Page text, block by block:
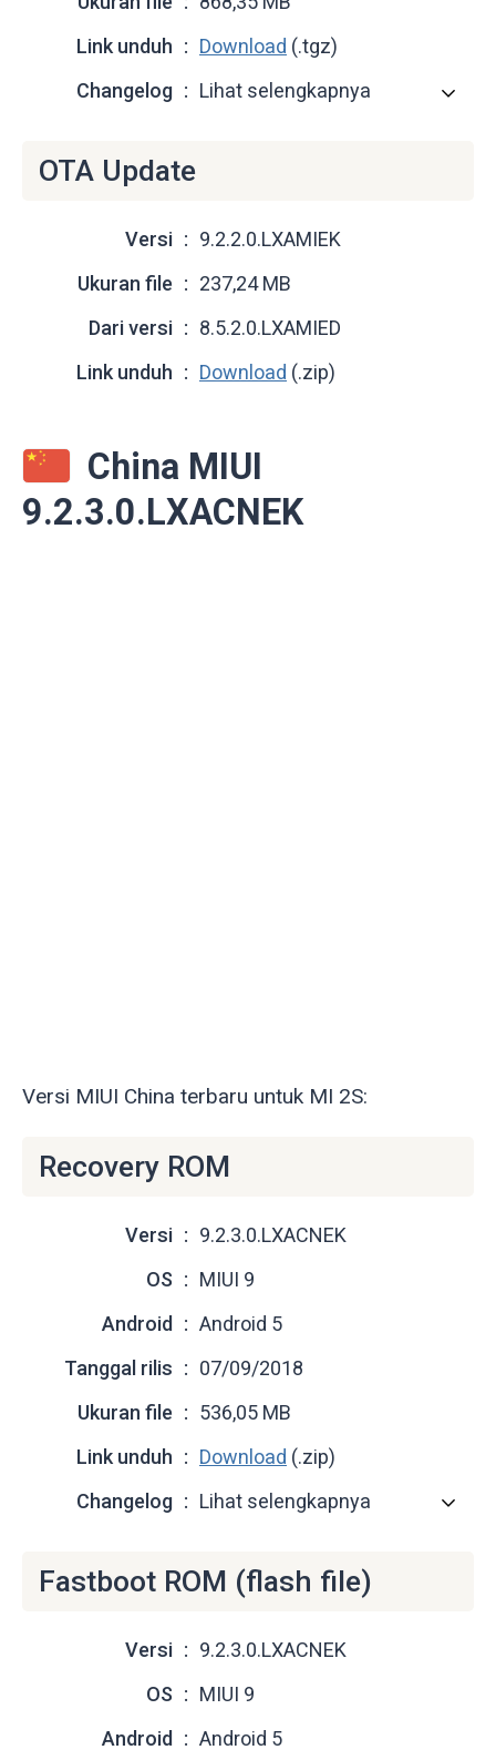
Link unduh
Download (.tgz)
Changelog
Lihat selengkapnya
OTA Update
Versi
9.2.2.0.LXAMIEK
Ukuran file
237,24 MB
Dari versi
8.5.2.0.LXAMIED
Link unduh
Download (.zip)
China MIUI
9.2.3.0.LXACNEK
Versi MIUI China terbaru untuk MI 2S:
Recovery ROM
Versi
9.2.3.0.LXACNEK
OS
MIUI 9
Android
Android 5
Tanggal rilis
07/09/2018
Ukuran file
536,05 MB
Link unduh
Download (.zip)
Changelog
Lihat selengkapnya
Fastboot ROM (flash file)
Versi
9.2.3.0.LXACNEK
OS
MIUI 9
Android
Android 5